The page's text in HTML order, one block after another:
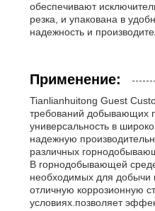
обеспечивают
резка, и упакована в
надежность и
Применение:
Tianlianhuitong Guest
требований добывающих
универсальность в
надежную
различных
В горнодобывающей
необходимых для добычи
отличную коррозионную
условиях.позволяет